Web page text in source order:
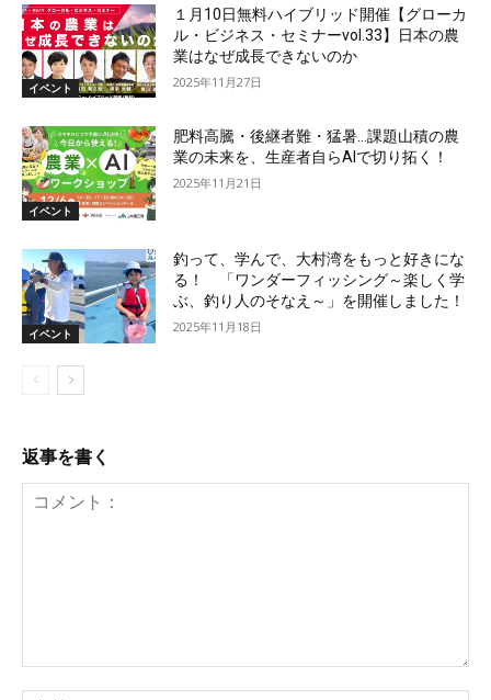
イベント
１月10日無料ハイブリッド開催【グローカ
ル・ビジネス・セミナーvol.33】日本の農
業はなぜ成長できないのか
2025年11月27日
イベント
肥料高騰・後継者難・猛暑…課題山積の農
業の未来を、生産者自らAIで切り拓く！
2025年11月21日
イベント
釣って、学んで、大村湾をもっと好きにな
る！ 「ワンダーフィッシング～楽しく学
ぶ、釣り人のそなえ～」を開催しました！
2025年11月18日
返事を書く